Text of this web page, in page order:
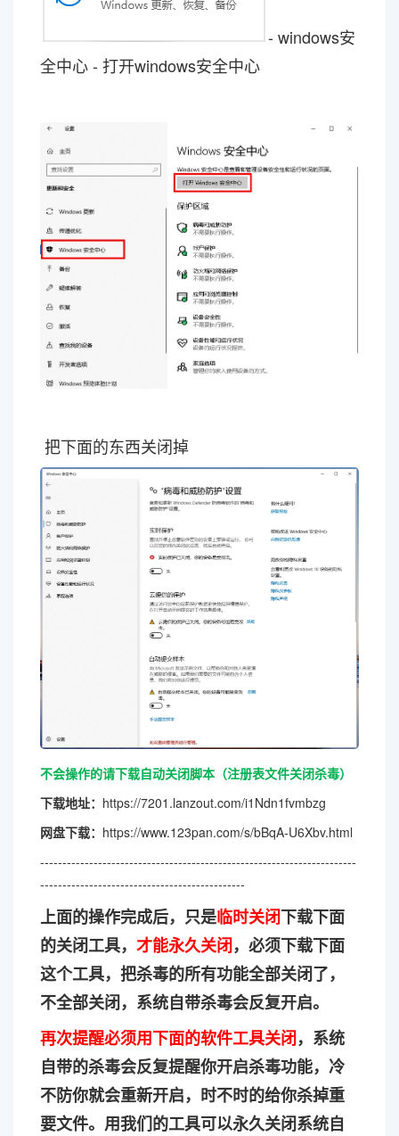
- windows安
全中心 - 打开windows安全中心
把下面的东西关闭掉
不会操作的请下载自动关闭脚本（注册表文件关闭杀毒）
下载地址： https://7201.lanzout.com/i1Ndn1fvmbzg
网盘下载： https://www.123pan.com/s/bBqA-U6Xbv.html
-----------------------------------------------------------------------
----------------------------------------------
上面的操作完成后，只是临时关闭下载下面
的关闭工具， 才能永久关闭，必须下载下面
这个工具，把杀毒的所有功能全部关闭了，
不全部关闭，系统自带杀毒会反复开启。
再次提醒必须用下面的软件工具关闭，系统
自带的杀毒会反复提醒你开启杀毒功能，冷
不防你就会重新开启，时不时的给你杀掉重
要文件。用我们的工具可以永久关闭系统自